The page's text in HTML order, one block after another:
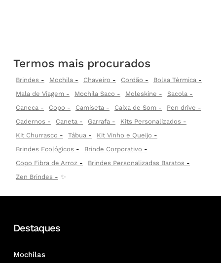
Termos mais procurados
Brindes Mochila Chaveiro Cordão
Bolsa Térmica
Mala de Viagem
Mochila Saco Moleskine
Sacola
Caneca
Copo Camiseta Caixa de Som
Pen drive
Cadernos
Caneta Garrafa
Kits Personalizados
Kit Churrasco
Tábua
Kit Vinho e Queijo
Brindes Ecológicos
Brinde Corporativo
Copo Fibra de Arroz
Brindes Personalizadas Baratos
Zen Brindes
✨
Destaques
Mochilas